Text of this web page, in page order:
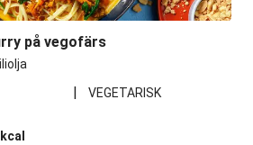
på vegofärs
| VEGETARISK
kcal